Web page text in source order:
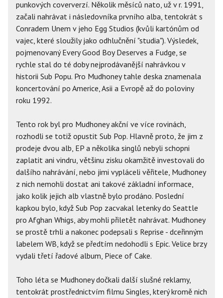
punkových coververzí. Několik měsíců nato, už v r. 1991,
začali nahrávat i následovníka prvního alba, tentokrát s
Conradem Unem v jeho Egg Studios (kvůli kartónům od
vajec, které sloužily jako odhlučnění "studia"). Výsledek,
pojmenovaný Every Good Boy Deserves a Fudge, se
rychle stal do té doby nejprodávanější nahrávkou v
historii Sub Popu. Pro Mudhoney tahle deska znamenala
koncertování po Americe, Asii a Evropě až do poloviny
roku 1992.
Tento rok byl pro Mudhoney akční ve více rovinách,
rozhodli se totiž opustit Sub Pop. Hlavně proto, že jim z
prodeje dvou alb, EP a několika singlů nebyli schopni
zaplatit ani vindru, většinu zisku okamžitě investovali do
dalšího nahrávání, nebo jimi vypláceli věřitele, Mudhoney
z nich nemohli dostat ani takové základní informace,
jako kolik jejich alb vlastně bylo prodáno. Poslední
kapkou bylo, když Sub Pop zacvakal letenky do Seattle
pro Afghan Whigs, aby mohli přiletět nahrávat. Mudhoney
se prostě trhli a nakonec podepsali s Reprise - dceřinným
labelem WB, když se předtím nedohodli s Epic. Velice brzy
vydali třetí řadové album, Piece of Cake.
Toho léta se Mudhoney dočkali další slušné reklamy,
tentokrát prostřednictvím filmu Singles, který kromě nich